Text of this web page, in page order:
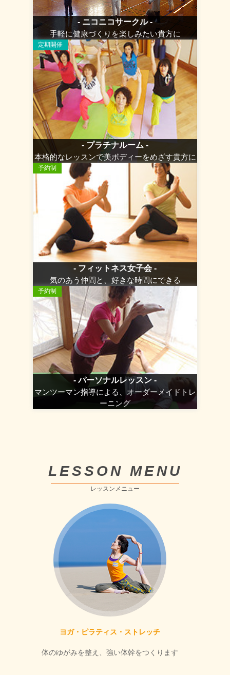
- ニコニコサークル -
手軽に健康づくりを楽しみたい貴方に
定期開催
- プラチナルーム -
本格的なレッスンで美ボディーをめざす貴方に
予約制
- フィットネス女子会 -
気のあう仲間と、好きな時間にできる
予約制
- パーソナルレッスン -
マンツーマン指導による、オーダーメイドトレ
ーニング
LESSON MENU
レッスンメニュー
ヨガ・ピラティス・ストレッチ
体のゆがみを整え、強い体幹をつくります